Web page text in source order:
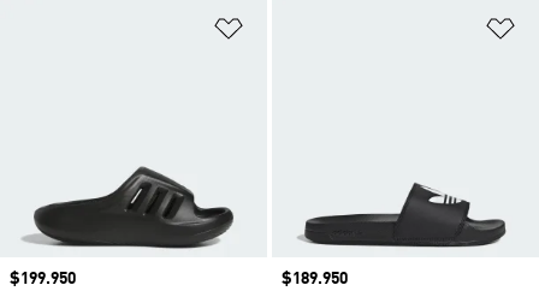
Precio
$199.950
Precio
$189.950